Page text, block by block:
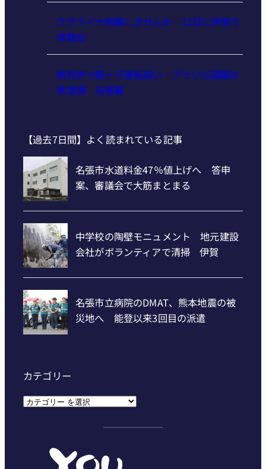
ウクライナ刺繍しませんか 22日に伊賀で
体験会
無免許で軽トラ運転疑い ブラジル国籍の
男逮捕 名張署
【過去7日間】よく読まれている記事
カテゴリー
カ